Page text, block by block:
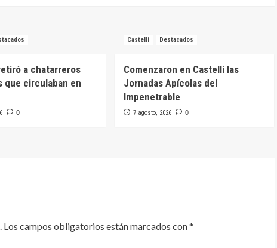
a chatarreros
que circulaban en
0
Castelli Destacados
Comenzaron en Castelli las
Jornadas Apícolas del
Impenetrable
7 agosto, 2026 0
Los campos obligatorios están marcados con*